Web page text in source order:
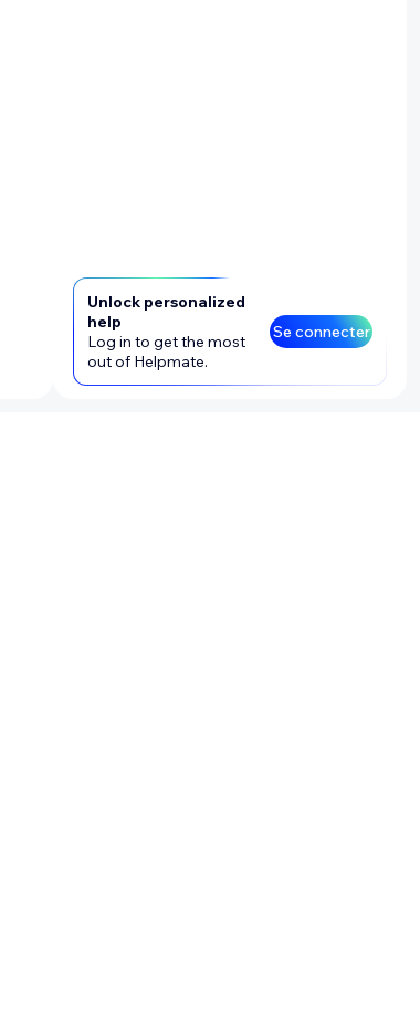
Unlock personalized
help
Log in to get the most
out of Helpmate.
Se connecter